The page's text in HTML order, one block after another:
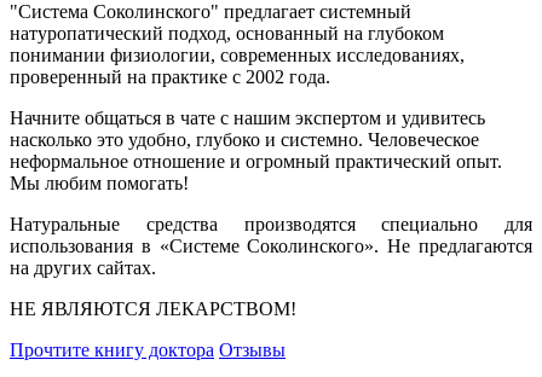
"Система Соколинского" предлагает системный
натуропатический подход, основанный на глубоком
понимании физиологии, современных исследованиях,
проверенный на практике с 2002 года.
Начните общаться в чате с нашим экспертом и удивитесь
насколько это удобно, глубоко и системно. Человеческое
неформальное отношение и огромный практический опыт.
Мы любим помогать!
Натуральные средства производятся специально для
использования в «Системе Соколинского». Не предлагаются
на других сайтах.
НЕ ЯВЛЯЮТСЯ ЛЕКАРСТВОМ!
Прочтите книгу доктора Отзывы